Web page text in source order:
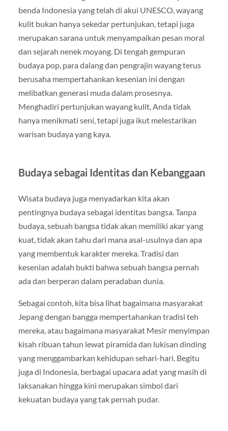
benda Indonesia yang telah di akui UNESCO, wayang
kulit bukan hanya sekedar pertunjukan, tetapi juga
merupakan sarana untuk menyampaikan pesan moral
dan sejarah nenek moyang. Di tengah gempuran
budaya pop, para dalang dan pengrajin wayang terus
berusaha mempertahankan kesenian ini dengan
melibatkan generasi muda dalam prosesnya.
Menghadiri pertunjukan wayang kulit, Anda tidak
hanya menikmati seni, tetapi juga ikut melestarikan
warisan budaya yang kaya.
Budaya sebagai Identitas dan Kebanggaan
Wisata budaya juga menyadarkan kita akan
pentingnya budaya sebagai identitas bangsa. Tanpa
budaya, sebuah bangsa tidak akan memiliki akar yang
kuat, tidak akan tahu dari mana asal-usulnya dan apa
yang membentuk karakter mereka. Tradisi dan
kesenian adalah bukti bahwa sebuah bangsa pernah
ada dan berperan dalam peradaban dunia.
Sebagai contoh, kita bisa lihat bagaimana masyarakat
Jepang dengan bangga mempertahankan tradisi teh
mereka, atau bagaimana masyarakat Mesir menyimpan
kisah ribuan tahun lewat piramida dan lukisan dinding
yang menggambarkan kehidupan sehari-hari. Begitu
juga di Indonesia, berbagai upacara adat yang masih di
laksanakan hingga kini merupakan simbol dari
kekuatan budaya yang tak pernah pudar.